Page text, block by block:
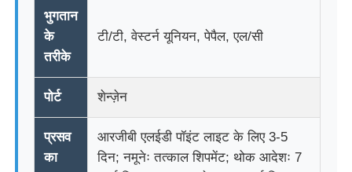
भुगतान
के
तरीके
टी/टी, वेस्टर्न यूनियन, पेपैल, एल/सी
पोर्ट शेन्ज़ेन
प्रसव
का
आरजीबी एलईडी पॉइंट लाइट के लिए 3-5
दिन; नमूनेः तत्काल शिपमेंट; थोक आदेशः 7